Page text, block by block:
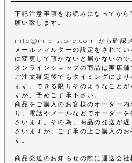
下記注意事項をお読みになってか
願い致します。
info@mfc-store.com から確認メ
メールフィルターの設定をされて
に変更して頂かないと届かないので
オンラインショップの商品は実店舗
ご注文確定後でもタイミングによ
ます。できる限りそのようなこと
すが、予めご了承下さい。
商品をご購入のお客様のオーダー
り、電話やメールなどでオーダー
ざいます。その為、商品の発送が
ざいますが、ご了承の上ご購入の
す。
商品発送のお知らせの際に運送会